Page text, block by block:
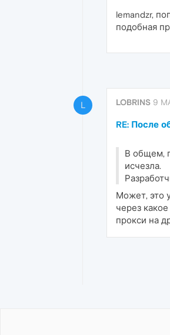
lemandzr,
подобная
L LOBRINS 9
RE: После
В общем,
исчезла.
Может, это
через
прокси на